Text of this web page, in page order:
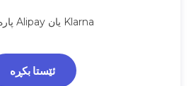
پارە بدە بە Alipay یان Klarna
ئێستا بکڕە